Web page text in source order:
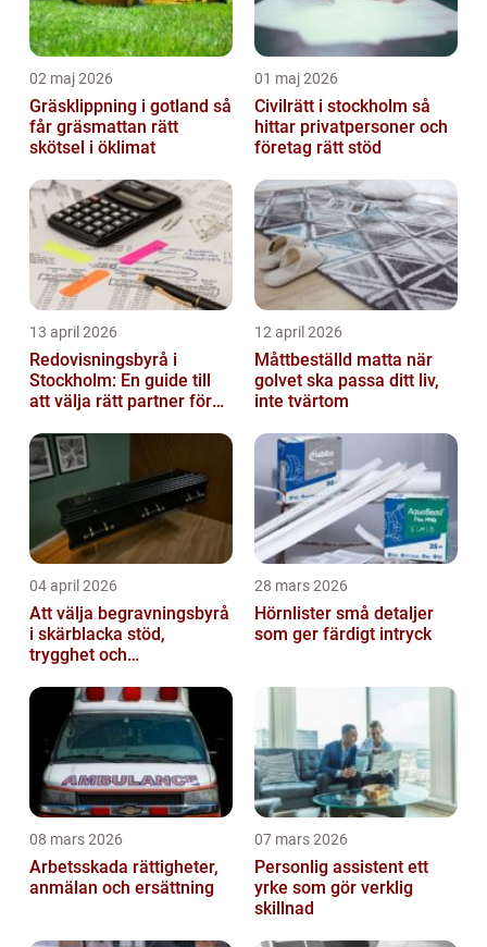
02 maj 2026
Gräsklippning i gotland så
får gräsmattan rätt
skötsel i öklimat
01 maj 2026
Civilrätt i stockholm så
hittar privatpersoner och
företag rätt stöd
13 april 2026
Redovisningsbyrå i
Stockholm: En guide till
att välja rätt partner för
12 april 2026
Måttbeställd matta när
golvet ska passa ditt liv,
inte tvärtom
04 april 2026
Att välja begravningsbyrå
i skärblacka stöd,
trygghet och
28 mars 2026
Hörnlister små detaljer
som ger färdigt intryck
08 mars 2026
Arbetsskada rättigheter,
anmälan och ersättning
07 mars 2026
Personlig assistent ett
yrke som gör verklig
skillnad